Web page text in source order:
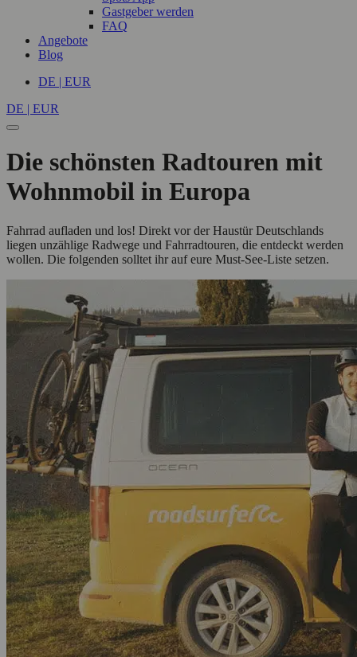
Gastgeber werden
FAQ
Angebote
Blog
DE | EUR
DE | EUR
Die schönsten Radtouren mit
Wohnmobil in Europa
Fahrrad aufladen und los! Direkt vor der Haustür Deutschlands
liegen unzählige Radwege und Fahrradtouren, die entdeckt werden
wollen. Die folgenden solltet ihr auf eure Must-See-Liste setzen.